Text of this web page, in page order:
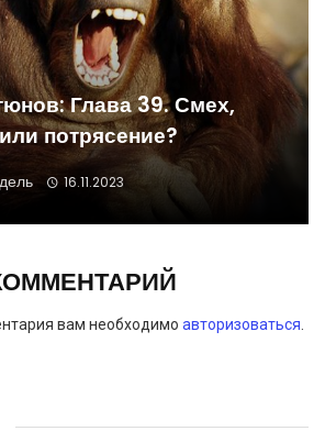
Глава 39. Смех,
потрясение?
16.11.2023
вам необходимо авторизоваться